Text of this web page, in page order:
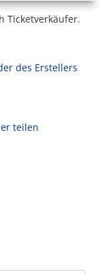
Ticketverkäufer.
des Erstellers
teilen